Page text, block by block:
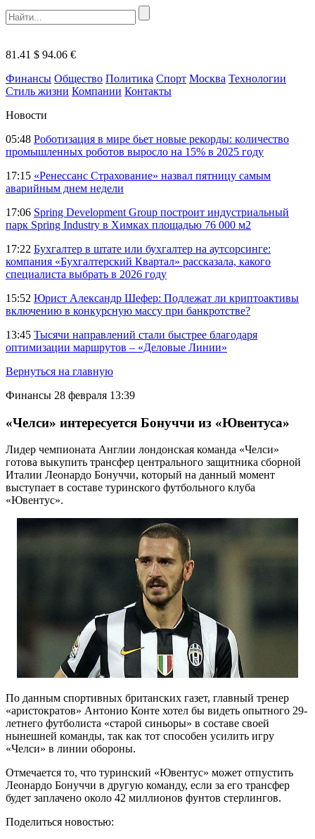
81.41 $ 94.06 €
Финансы Общество Политика Спорт Москва Технологии
Стиль жизни Компании Контакты
Новости
05:48 Роботизация в мире бьет новые рекорды: количество
промышленных роботов выросло на 15% в 2025 году
17:15 «Ренессанс Страхование» назвал пятницу самым
аварийным днем недели
17:06 Spring Development Group построит индустриальный
парк Spring Industry в Химках площадью 76 000 м2
17:22 Бухгалтер в штате или бухгалтер на аутсорсинге:
компания «Бухгалтерский Квартал» рассказала, какого
специалиста выбрать в 2026 году
15:52 Юрист Александр Шефер: Подлежат ли криптоактивы
включению в конкурсную массу при банкротстве?
13:45 Тысячи направлений стали быстрее благодаря
оптимизации маршрутов – «Деловые Линии»
Вернуться на главную
Финансы 28 февраля 13:39
«Челси» интересуется Бонуччи из «Ювентуса»
Лидер чемпионата Англии лондонская команда «Челси»
готова выкупить трансфер центрального защитника сборной
Италии Леонардо Бонуччи, который на данный момент
выступает в составе туринского футбольного клуба
«Ювентус».
По данным спортивных британских газет, главный тренер
«аристократов» Антонио Конте хотел бы видеть опытного 29-
летнего футболиста «старой синьоры» в составе своей
нынешней команды, так как тот способен усилить игру
«Челси» в линии обороны.
Отмечается то, что туринский «Ювентус» может отпустить
Леонардо Бонуччи в другую команду, если за его трансфер
будет заплачено около 42 миллионов фунтов стерлингов.
Поделиться новостью: